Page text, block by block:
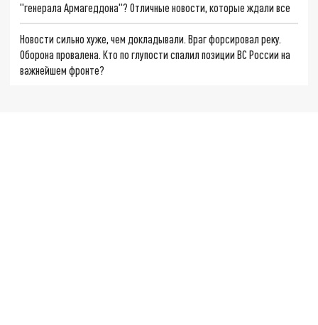
"генерала Армагеддона"? Отличные новости, которые ждали все
Новости сильно хуже, чем докладывали. Враг форсировал реку.
Оборона провалена. Кто по глупости спалил позиции ВС России на
важнейшем фронте?